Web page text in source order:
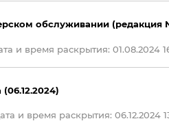
обслуживании (редакция
и время раскрытия: 01.08.2024
и время раскрытия: 06.12.2024